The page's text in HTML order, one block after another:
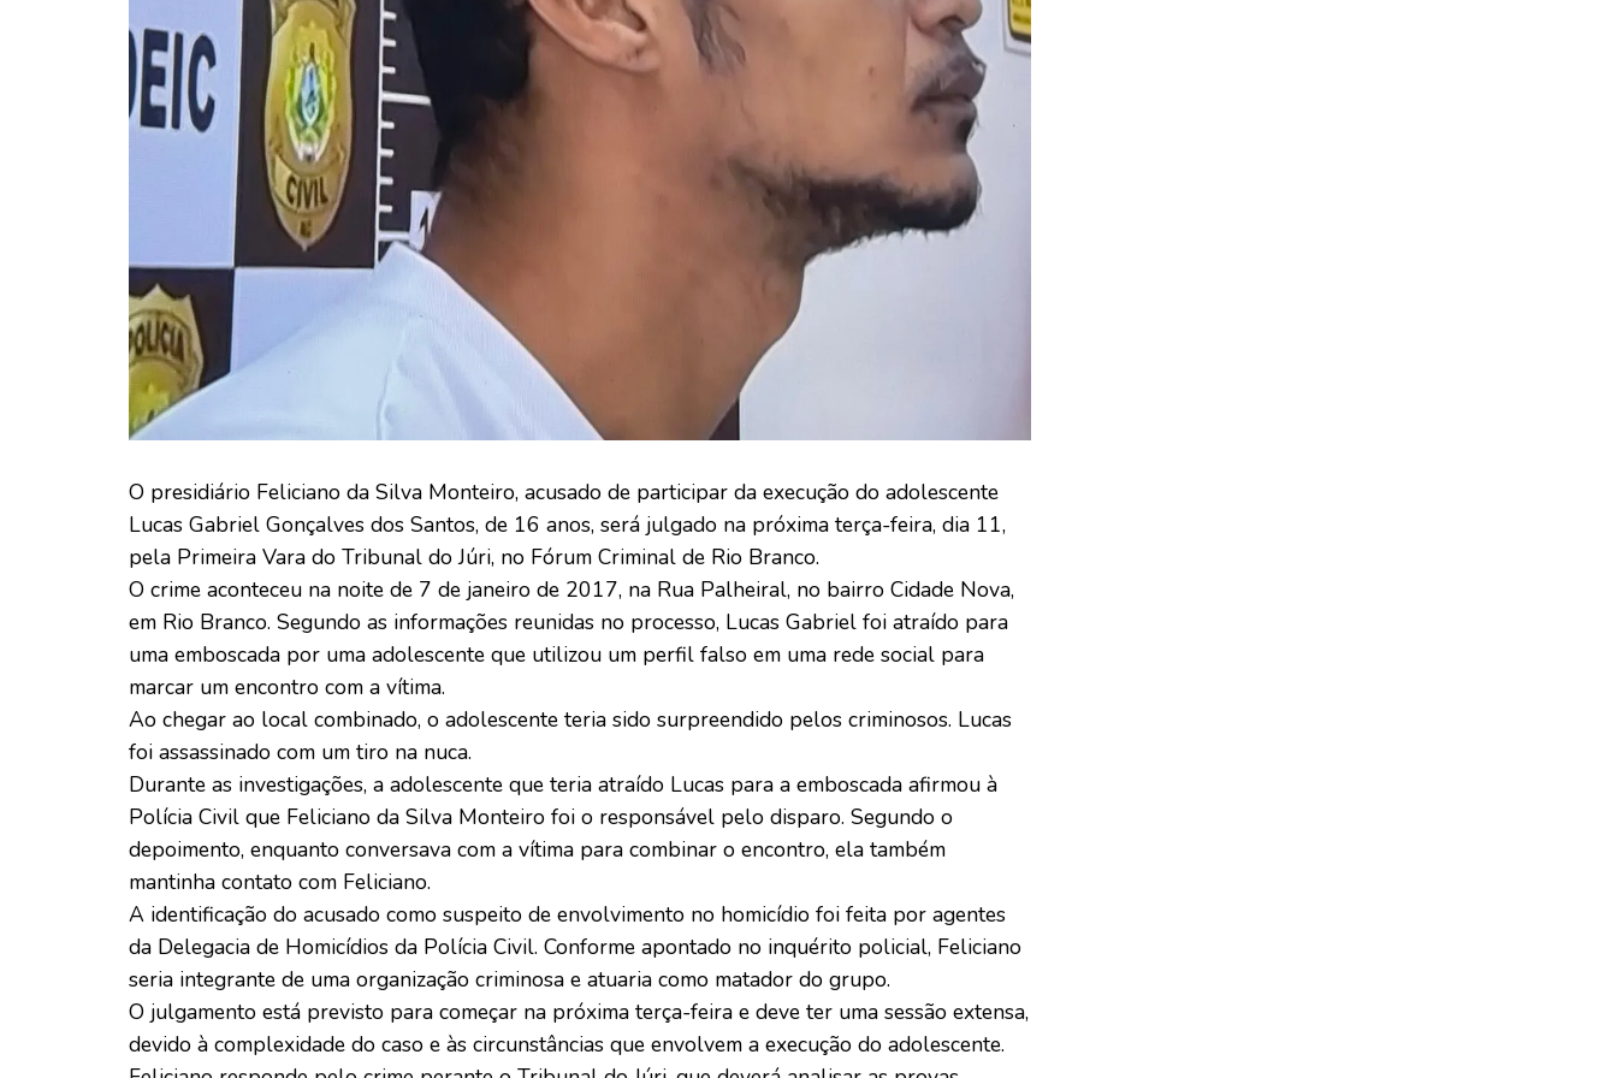
O presidiário Feliciano da Silva Monteiro, acusado de participar da execução do adolescente
Lucas Gabriel Gonçalves dos Santos, de 16 anos, será julgado na próxima terça-feira, dia 11,
pela Primeira Vara do Tribunal do Júri, no Fórum Criminal de Rio Branco.
O crime aconteceu na noite de 7 de janeiro de 2017, na Rua Palheiral, no bairro Cidade Nova,
em Rio Branco. Segundo as informações reunidas no processo, Lucas Gabriel foi atraído para
uma emboscada por uma adolescente que utilizou um perfil falso em uma rede social para
marcar um encontro com a vítima.
Ao chegar ao local combinado, o adolescente teria sido surpreendido pelos criminosos. Lucas
foi assassinado com um tiro na nuca.
Durante as investigações, a adolescente que teria atraído Lucas para a emboscada afirmou à
Polícia Civil que Feliciano da Silva Monteiro foi o responsável pelo disparo. Segundo o
depoimento, enquanto conversava com a vítima para combinar o encontro, ela também
mantinha contato com Feliciano.
A identificação do acusado como suspeito de envolvimento no homicídio foi feita por agentes
da Delegacia de Homicídios da Polícia Civil. Conforme apontado no inquérito policial, Feliciano
seria integrante de uma organização criminosa e atuaria como matador do grupo.
O julgamento está previsto para começar na próxima terça-feira e deve ter uma sessão extensa,
devido à complexidade do caso e às circunstâncias que envolvem a execução do adolescente.